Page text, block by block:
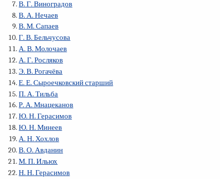
В. Г. Виноградов
В. А. Нечаев
В. М. Сапаев
Г. В. Бельчусова
А. В. Молочаев
А. Г. Росляков
Э. В. Рогачёва
Е. Е. Сыроечковский старший
П. А. Тильба
Р. А. Мнацеканов
Ю. Н. Герасимов
Ю. Н. Минеев
А. Н. Хохлов
В. О. Авданин
М. П. Ильюх
Н. Н. Герасимов